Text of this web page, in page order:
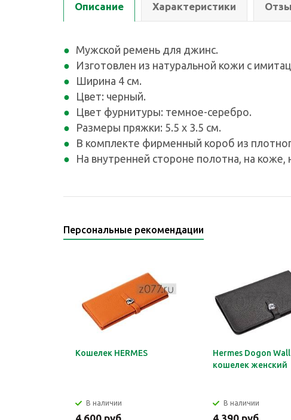
Описание Характеристики
Мужской ремень для джинс.
Изготовлен из натуральной кожи с
Ширина 4 см.
Цвет: черный.
Цвет фурнитуры: темное-серебро.
Размеры пряжки: 5.5 х 3.5 см.
В комплекте фирменный короб из
На внутренней стороне полотна, на коже,
Персональные рекомендации
Кошелек HERMES
В наличии
Hermes Dogon
кошелек женский
В наличии